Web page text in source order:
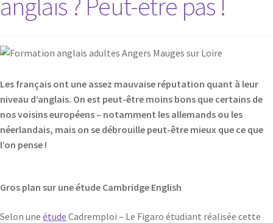
Les français ont une assez mauvaise réputation quant à leur
niveau d’anglais. On est peut-être moins bons que certains de
nos voisins européens – notamment les allemands ou les
néerlandais, mais on se débrouille peut-être mieux que ce que
l’on pense !
Gros plan sur une étude Cambridge English
Selon une étude Cadremploi – Le Figaro étudiant réalisée cette